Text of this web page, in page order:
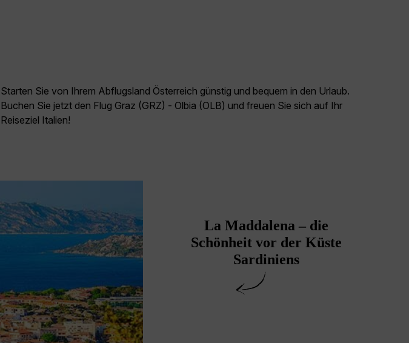
Starten Sie von Ihrem Abflugsland Österreich günstig und bequem in den Urlaub.
Buchen Sie jetzt den Flug Graz (GRZ) - Olbia (OLB) und freuen Sie sich auf Ihr
Reiseziel Italien!
La Maddalena – die
Schönheit vor der Küste
Sardiniens